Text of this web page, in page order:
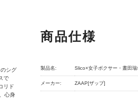
シグ
で
リド
心身
商品仕様
製品名: Slico×女子ボクサー・晝
メーカー: ZAAP[ザップ]